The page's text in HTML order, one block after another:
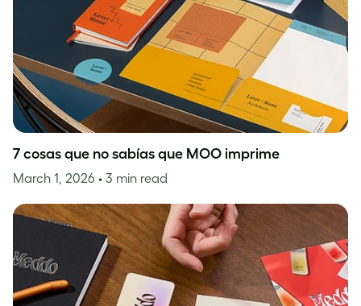
7 cosas que no sabías que MOO imprime
March 1, 2026 • 3 min read